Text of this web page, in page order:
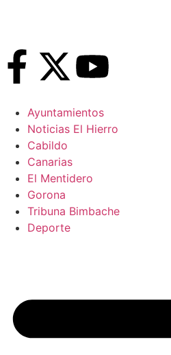
Ayuntamientos
Noticias El Hierro
Cabildo
Canarias
El Mentidero
Gorona
Tribuna Bimbache
Deporte